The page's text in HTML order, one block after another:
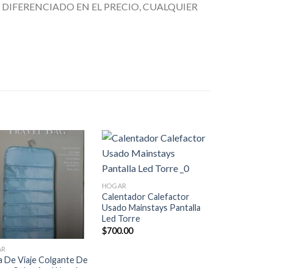
EN EL PRECIO, CUALQUIER
Añadir
a la
De Viaje Colgante De
Añadir
a la
+
HOGAR
Calentador Calefactor
Usado Mainstays Pantalla
Led Torre
$700.00